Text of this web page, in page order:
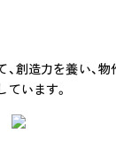
創造力を養い、
います。